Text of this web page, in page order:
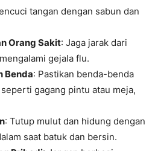
tangan dengan sabun dan
Orang Sakit: Jaga jarak dari
gejala flu.
Benda: Pastikan benda-benda
gagang pintu atau meja,
: Tutup mulut dan hidung dengan
saat batuk dan bersin.